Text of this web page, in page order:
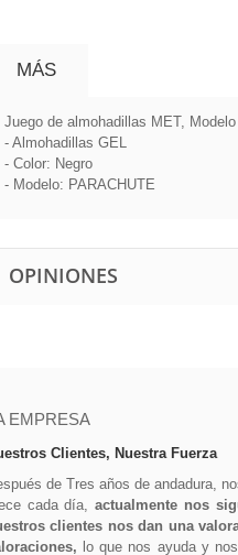
MÁS
Juego de almohadillas MET,
- Almohadillas GEL
- Color: Negro
- Modelo: PARACHUTE
OPINIONES
EMPRESA
Clientes, Nuestra Fuerza
de Tres años de andadura,
cada día,actualmente nos
clientes nos dan una
lo que nos ayuda y